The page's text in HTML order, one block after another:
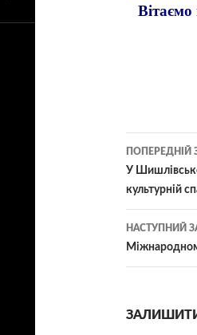
Вітаємо
ПОПЕРЕДНІЙ
У
культурній
НАСТУПНИЙ